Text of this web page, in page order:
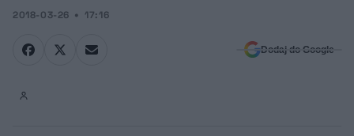
2018-03-26 17:16
Dodaj do Google